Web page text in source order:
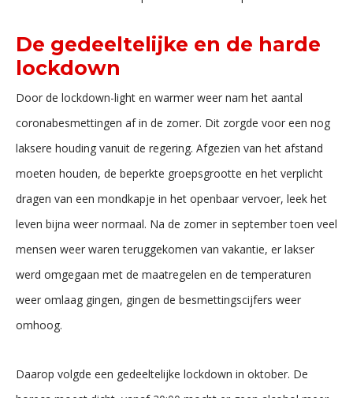
De gedeeltelijke en de harde
lockdown
Door de lockdown-light en warmer weer nam het aantal
coronabesmettingen af in de zomer. Dit zorgde voor een nog
laksere houding vanuit de regering. Afgezien van het afstand
moeten houden, de beperkte groepsgrootte en het verplicht
dragen van een mondkapje in het openbaar vervoer, leek het
leven bijna weer normaal. Na de zomer in september toen veel
mensen weer waren teruggekomen van vakantie, er lakser
werd omgegaan met de maatregelen en de temperaturen
weer omlaag gingen, gingen de besmettingscijfers weer
omhoog.
Daarop volgde een gedeeltelijke lockdown in oktober. De